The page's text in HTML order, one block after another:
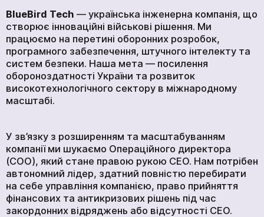
ПРО НАС
МЕРЧ КОМПАНІЇ
ВІДГУКИ
КОНТАКТИ
BlueBird Tech — українська інженерна компанія, що
створює інноваційні військові рішення. Ми
працюємо на перетині оборонних розробок,
програмного забезпечення, штучного інтелекту та
систем безпеки. Наша мета — посилення
обороноздатності України та розвиток
високотехнологічного сектору в міжнародному
масштабі.
У зв’язку з розширенням та масштабуванням
компанії ми шукаємо Операційного директора
(COO), який стане правою рукою СЕО. Нам потрібен
автономний лідер, здатний повністю перебирати
на себе управління компанією, право прийняття
фінансових та антикризових рішень під час
закордонних відряджень або відсутності СЕО.